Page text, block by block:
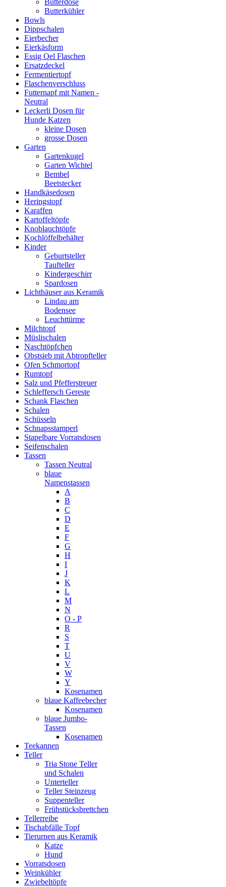
Butterdose
Butterkühler
Bowls
Dippschalen
Eierbecher
Eierkäsform
Essig Oel Flaschen
Ersatzdeckel
Fermentiertopf
Flaschenverschluss
Futternapf mit Namen -
Neutral
Leckerli Dosen für
Hunde Katzen
kleine Dosen
grosse Dosen
Garten
Gartenkugel
Garten Wichtel
Bembel
Beetstecker
Handkäsedosen
Heringstopf
Karaffen
Kartoffeltöpfe
Knoblauchtöpfe
Kochlöffelbehälter
Kinder
Geburtsteller
Taufteller
Kindergeschirr
Spardosen
Lichthäuser aus Keramik
Lindau am
Bodensee
Leuchttürme
Milchtopf
Müslischalen
Naschtöpfchen
Obstsieb mit Abtropfteller
Ofen Schmortopf
Rumtopf
Salz und Pfefferstreuer
Schleffersch Gereste
Schank Flaschen
Schalen
Schüsseln
Schnapsstamperl
Stapelbare Vorratsdosen
Seifenschalen
Tassen
Tassen Neutral
blaue
Namenstassen
A
B
C
D
E
F
G
H
I
J
K
L
M
N
O - P
R
S
T
U
V
W
Y
Kosenamen
blaue Kaffeebecher
Kosenamen
blaue Jumbo-
Tassen
Kosenamen
Teekannen
Teller
Tria Stone Teller
und Schalen
Unterteller
Teller Steinzeug
Suppenteller
Frühstücksbrettchen
Tellerreibe
Tischabfälle Topf
Tierurnen aus Keramik
Katze
Hund
Vorratsdosen
Weinkühler
Zwiebeltöpfe